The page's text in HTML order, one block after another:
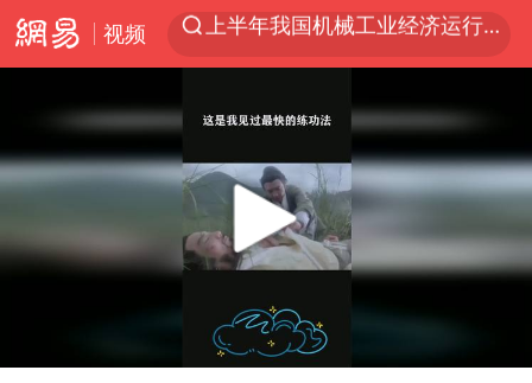
视频
我国货物贸易进出口超30万亿元
国防部回应日本试射“战斧”导弹
广东雷州通报特教老师招聘违规事件
“立秋的第一杯奶茶”又爆单了
泰国枪击案凶手先杀祖父母后行凶
宇树科技中一签需缴款7.54万元
Play